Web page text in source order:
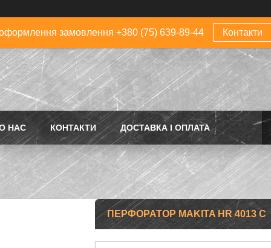
замовлення +380 (75) 639-89-44 Контакти
НАС КОНТАКТИ ДОСТАВКА І ОПЛАТА
ПЕРФОРАТОР MAKITA HR 4013 C